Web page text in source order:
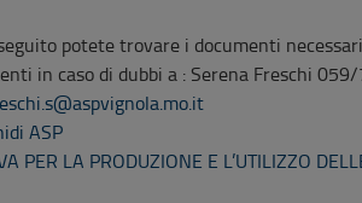
potete trovare i documenti
in caso di dubbi a : Serena Freschi
ASP
PER LA PRODUZIONE E L’UTILIZZO